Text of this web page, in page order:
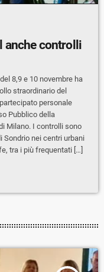
anche controlli
8,9 e 10 novembre ha
straordinario del
personale
Pubblico della
Milano. I controlli sono
Sondrio nei centri urbani
tra i più frequentati […]